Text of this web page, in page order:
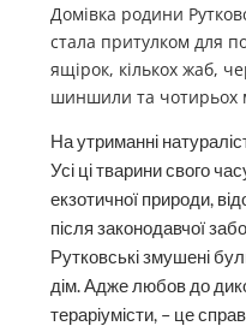
Домівка родини
стала притулком для
ящірок, кількох жаб,
шиншили та чотирьох
На утриманні
Усі ці тварини свого
екзотичної природи,
після законодавчої
Рутковські змушені
дім. Адже любов до
тераріумісти, – це